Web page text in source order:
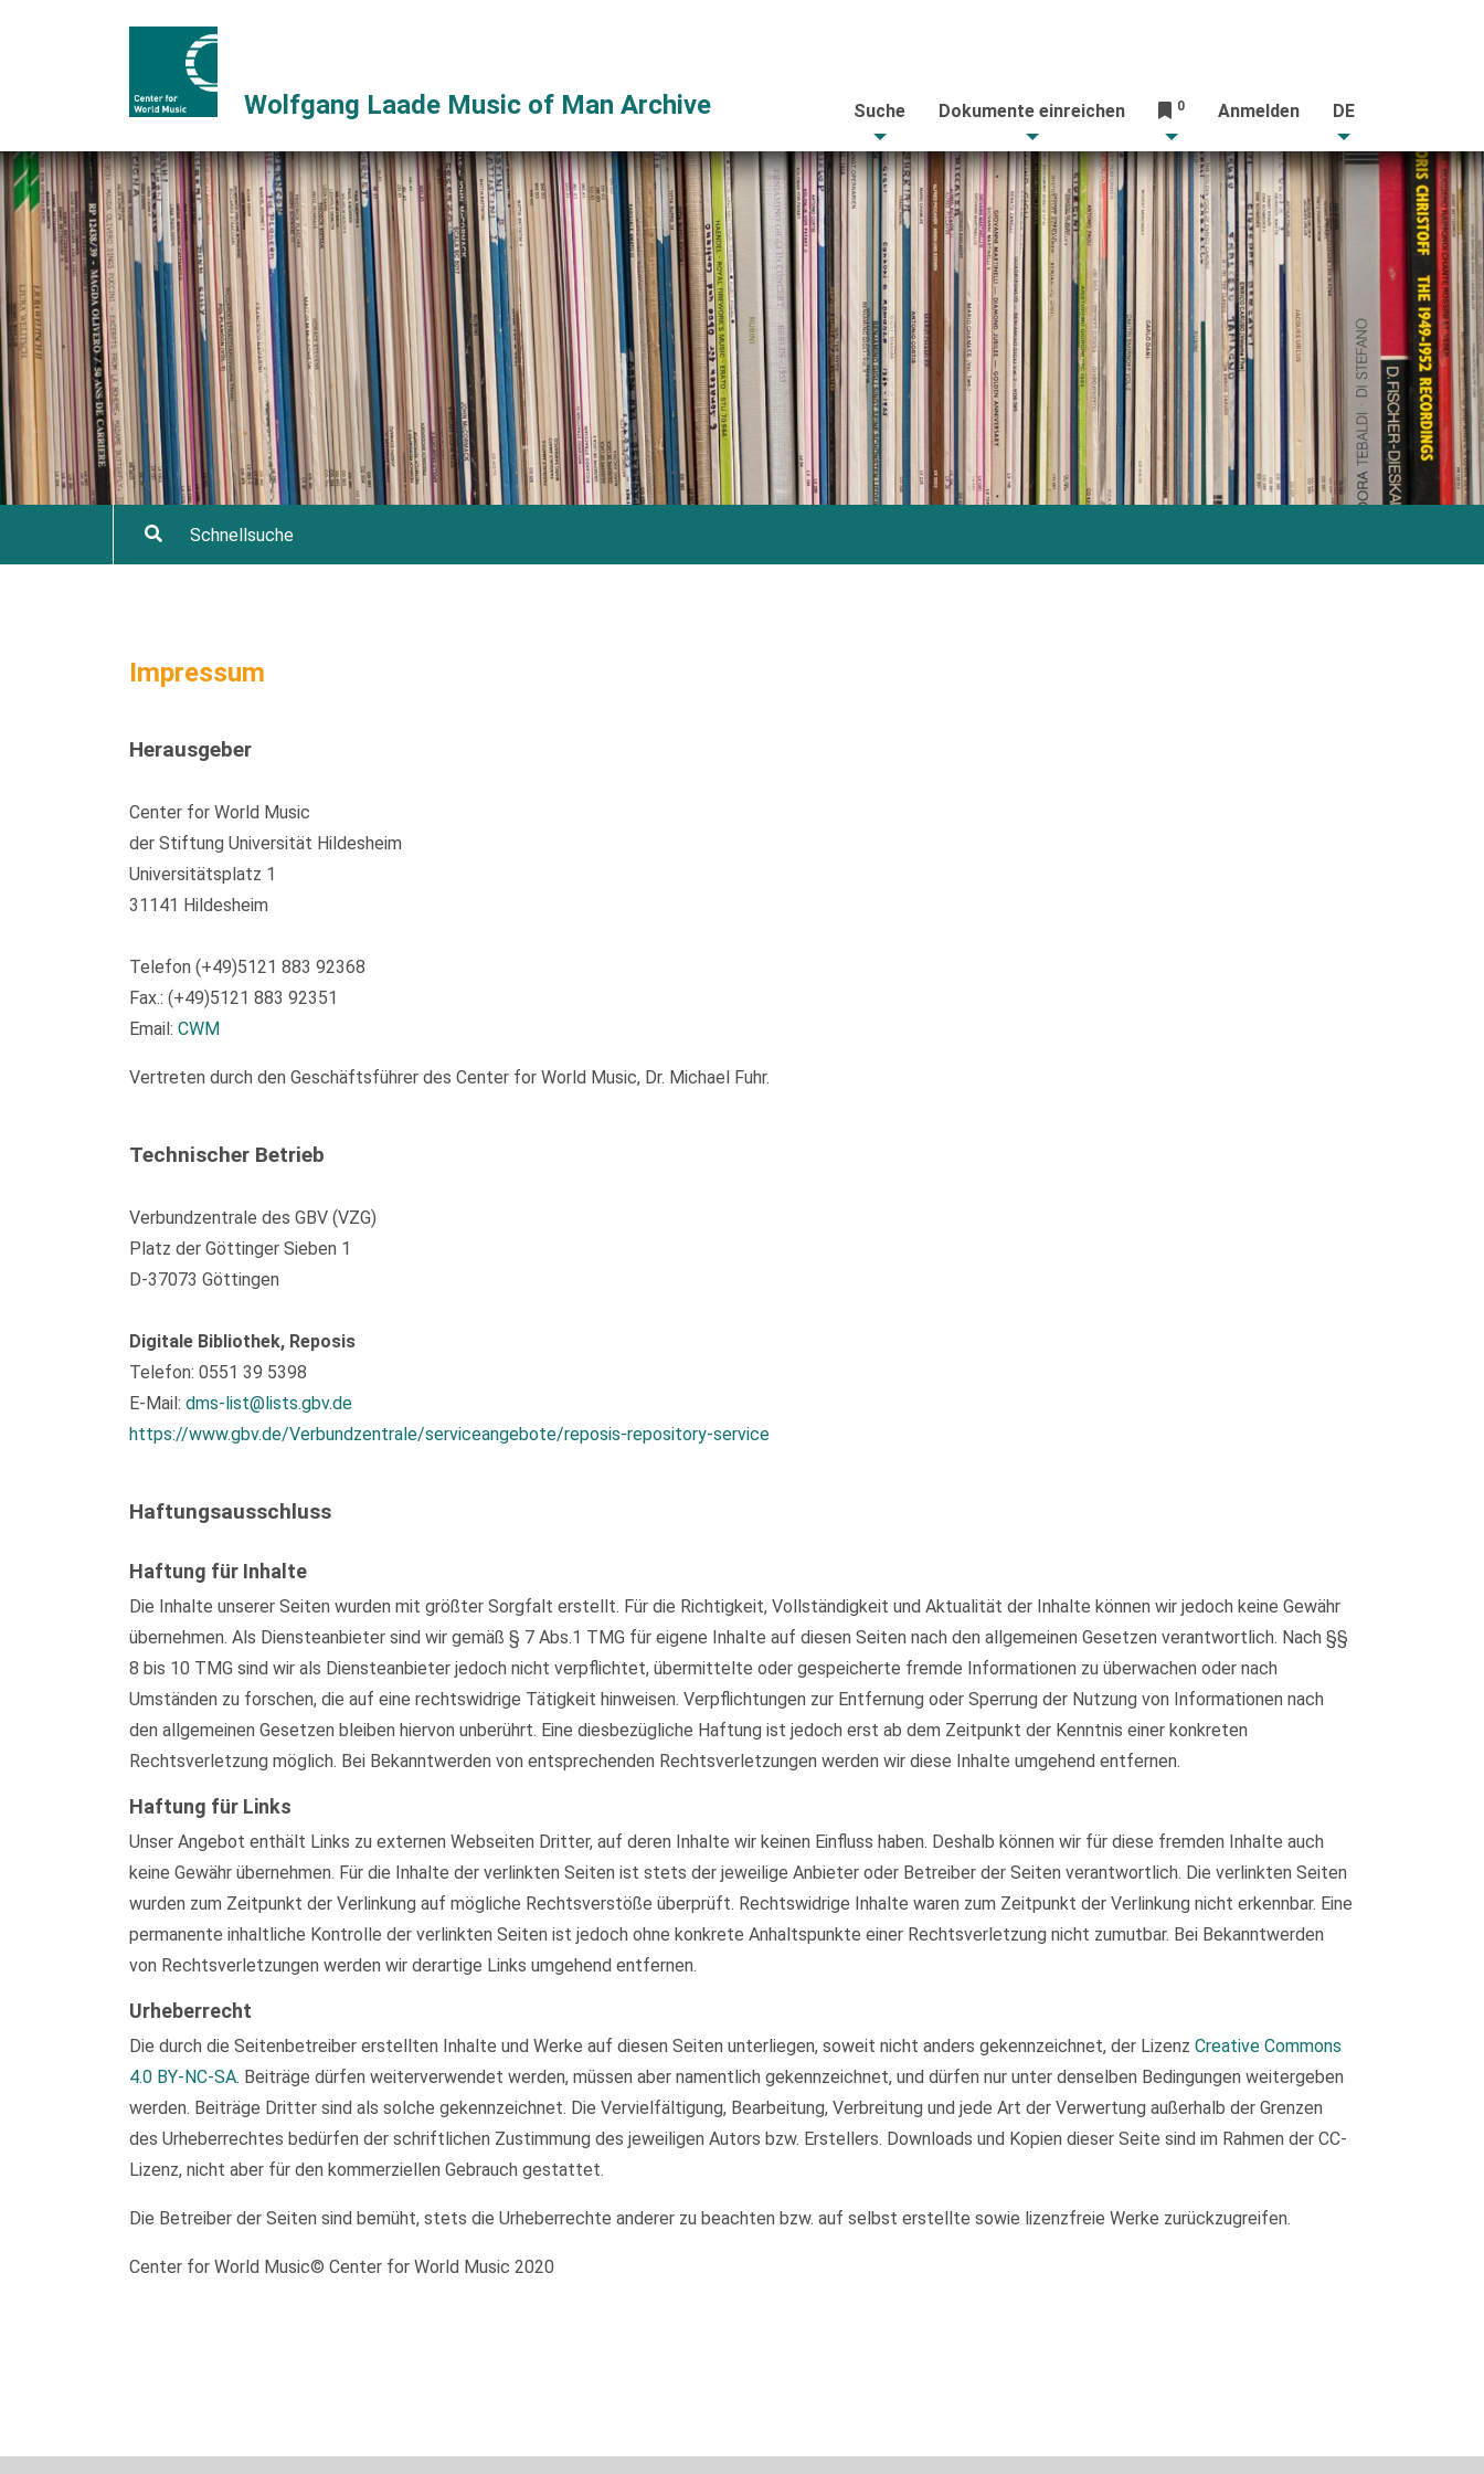
Wolfgang Laade Music of Man Archive Suche Dokumente einreichen 0 Anmelden DE
Impressum
Herausgeber
Center for World Music
der Stiftung Universität Hildesheim
Universitätsplatz 1
31141 Hildesheim
Telefon (+49)5121 883 92368
Fax.: (+49)5121 883 92351
Email: CWM
Vertreten durch den Geschäftsführer des Center for World Music, Dr. Michael Fuhr.
Technischer Betrieb
Verbundzentrale des GBV (VZG)
Platz der Göttinger Sieben 1
D-37073 Göttingen
Digitale Bibliothek, Reposis
Telefon: 0551 39 5398
E-Mail: dms-list@lists.gbv.de
https://www.gbv.de/Verbundzentrale/serviceangebote/reposis-repository-service
Haftungsausschluss
Haftung für Inhalte
Die Inhalte unserer Seiten wurden mit größter Sorgfalt erstellt. Für die Richtigkeit, Vollständigkeit und Aktualität der Inhalte können wir jedoch keine Gewähr
übernehmen. Als Diensteanbieter sind wir gemäß § 7 Abs.1 TMG für eigene Inhalte auf diesen Seiten nach den allgemeinen Gesetzen verantwortlich. Nach §§
8 bis 10 TMG sind wir als Diensteanbieter jedoch nicht verpflichtet, übermittelte oder gespeicherte fremde Informationen zu überwachen oder nach
Umständen zu forschen, die auf eine rechtswidrige Tätigkeit hinweisen. Verpflichtungen zur Entfernung oder Sperrung der Nutzung von Informationen nach
den allgemeinen Gesetzen bleiben hiervon unberührt. Eine diesbezügliche Haftung ist jedoch erst ab dem Zeitpunkt der Kenntnis einer konkreten
Rechtsverletzung möglich. Bei Bekanntwerden von entsprechenden Rechtsverletzungen werden wir diese Inhalte umgehend entfernen.
Haftung für Links
Unser Angebot enthält Links zu externen Webseiten Dritter, auf deren Inhalte wir keinen Einfluss haben. Deshalb können wir für diese fremden Inhalte auch
keine Gewähr übernehmen. Für die Inhalte der verlinkten Seiten ist stets der jeweilige Anbieter oder Betreiber der Seiten verantwortlich. Die verlinkten Seiten
wurden zum Zeitpunkt der Verlinkung auf mögliche Rechtsverstöße überprüft. Rechtswidrige Inhalte waren zum Zeitpunkt der Verlinkung nicht erkennbar. Eine
permanente inhaltliche Kontrolle der verlinkten Seiten ist jedoch ohne konkrete Anhaltspunkte einer Rechtsverletzung nicht zumutbar. Bei Bekanntwerden
von Rechtsverletzungen werden wir derartige Links umgehend entfernen.
Urheberrecht
Die durch die Seitenbetreiber erstellten Inhalte und Werke auf diesen Seiten unterliegen, soweit nicht anders gekennzeichnet, der Lizenz Creative Commons
4.0 BY-NC-SA. Beiträge dürfen weiterverwendet werden, müssen aber namentlich gekennzeichnet, und dürfen nur unter denselben Bedingungen weitergeben
werden. Beiträge Dritter sind als solche gekennzeichnet. Die Vervielfältigung, Bearbeitung, Verbreitung und jede Art der Verwertung außerhalb der Grenzen
des Urheberrechtes bedürfen der schriftlichen Zustimmung des jeweiligen Autors bzw. Erstellers. Downloads und Kopien dieser Seite sind im Rahmen der CC-
Lizenz, nicht aber für den kommerziellen Gebrauch gestattet.
Die Betreiber der Seiten sind bemüht, stets die Urheberrechte anderer zu beachten bzw. auf selbst erstellte sowie lizenzfreie Werke zurückzugreifen.
Center for World Music© Center for World Music 2020